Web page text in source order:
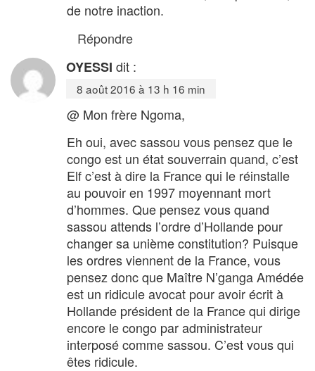
de notre inaction.
Répondre
OYESSI dit :
8 août 2016 à 13 h 16 min
@ Mon frère Ngoma,
Eh oui, avec sassou vous pensez que le
congo est un état souverrain quand, c’est
Elf c’est à dire la France qui le réinstalle
au pouvoir en 1997 moyennant mort
d’hommes. Que pensez vous quand
sassou attends l’ordre d’Hollande pour
changer sa unième constitution? Puisque
les ordres viennent de la France, vous
pensez donc que Maître N’ganga Amédée
est un ridicule avocat pour avoir écrit à
Hollande président de la France qui dirige
encore le congo par administrateur
interposé comme sassou. C’est vous qui
êtes ridicule.